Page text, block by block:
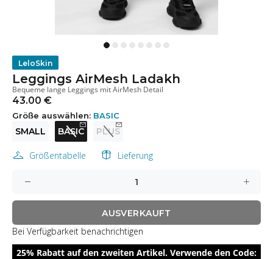
LeloSkin
Leggings AirMesh Ladakh
Bequeme lange Leggings mit AirMesh Detail
43.00 €
Größe auswählen: BASIC
SMALL BASIC PLUS
Größentabelle Lieferung
AUSVERKAUFT
Bei Verfügbarkeit benachrichtigen
25% Rabatt auf den zweiten Artikel. Verwende den Code: